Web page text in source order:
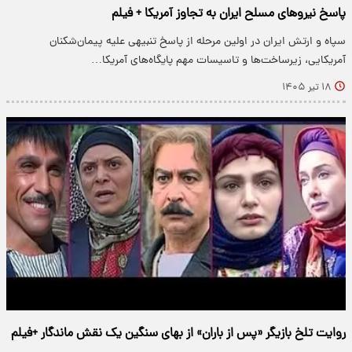
پاسخ نیروهای مسلح ایران به تجاوز آمریکا + فیلم
سپاه و ارتش ایران در اولین مرحله از پاسخ تنبیهی علیه پیمان‌شکنان
آمریکایی، زیرساخت‌ها و تاسیسات مهم پایگاه‌های آمریکا…
۱۸ تیر ۱۴۰۵
روایت تلخ بازیگر «پس از باران» از بهای سنگین یک نقش ماندگار +فیلم